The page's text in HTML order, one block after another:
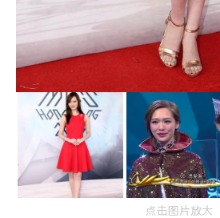
点击图片放大